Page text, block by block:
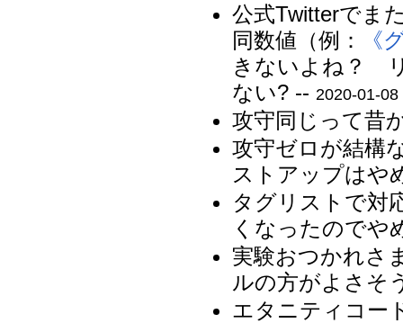
公式Twitterでま
同数値（例：
《
きないよね？
ない? -- 2020-01-
攻守同じって昔
攻守ゼロが結構
ストアップはや
タグリストで対
くなったのでや
実験おつかれさ
ルの方がよさそ
エタニティコー